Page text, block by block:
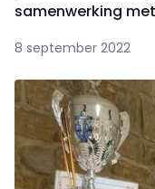
samenwerking
8 september 2022